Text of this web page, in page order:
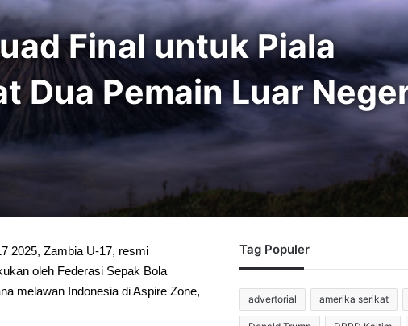
Final untuk Piala
Dua Pemain Luar
2025, Zambia U-17, resmi
oleh Federasi Sepak Bola
melawan Indonesia di Aspire Zone,
Tag Populer
advertorial amerika serikat